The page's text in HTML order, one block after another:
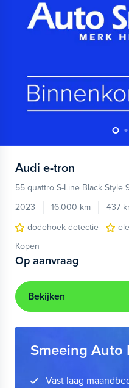
Audi e-tron
55 quattro S-Line Black Style
2023
16.000 km 437
dodehoek detectie
Kopen
Op aanvraag
Bekijken
Smeeing Auto
Vast laag